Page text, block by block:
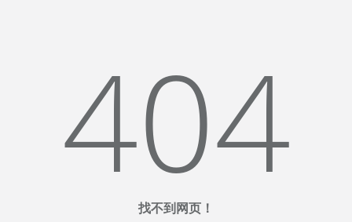
404
找不到网页！